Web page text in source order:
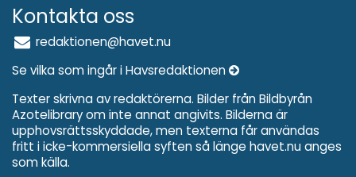
Kontakta oss
redaktionen@havet.nu
Se vilka som ingår i Havsredaktionen
Texter skrivna av redaktörerna. Bilder från Bildbyrån
Azotelibrary om inte annat angivits. Bilderna är
upphovsrättsskyddade, men texterna får användas
fritt i icke-kommersiella syften så länge havet.nu anges
som källa.